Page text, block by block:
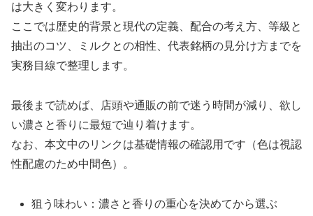
は大きく変わります。
ここでは歴史的背景と現代の定義、配合の考え方、等級と
抽出のコツ、ミルクとの相性、代表銘柄の見分け方までを
実務目線で整理します。
最後まで読めば、店頭や通販の前で迷う時間が減り、欲し
い濃さと香りに最短で辿り着けます。
なお、本文中のリンクは基礎情報の確認用です（色は視認
性配慮のため中間色）。
狙う味わい：濃さと香りの重心を決めてから選ぶ